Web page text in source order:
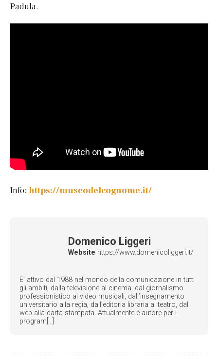
Padula.
Info: https://museodelcognome.it/
Domenico Liggeri
Website https://www.domenicoliggeri.it/
E’ attivo dal 1988 nel mondo della comunicazione in tutti
gli ambiti, dalla televisione al cinema, dal giornalismo
professionistico ai video musicali, dall’insegnamento
universitario alla regia, dall’editoria libraria al teatro, dal
web alla carta stampata. Attualmente è autore per i
program[...]